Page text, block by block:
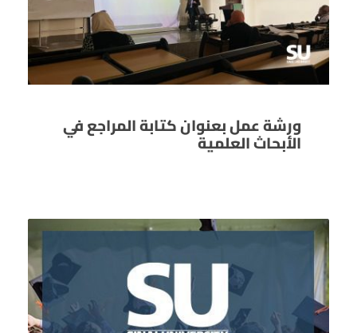
ورشة عمل بعنوان كتابة المراجع في
الأبحاث العلمية